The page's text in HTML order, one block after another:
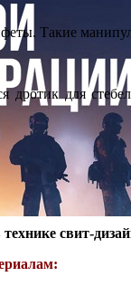
Такие
для
свит-